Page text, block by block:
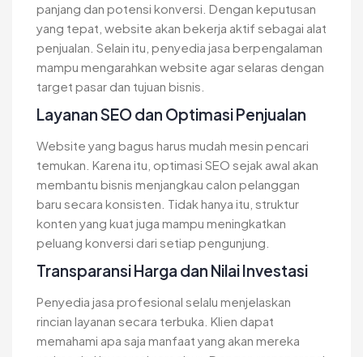
panjang dan potensi konversi. Dengan keputusan
yang tepat, website akan bekerja aktif sebagai alat
penjualan. Selain itu, penyedia jasa berpengalaman
mampu mengarahkan website agar selaras dengan
target pasar dan tujuan bisnis.
Layanan SEO dan Optimasi Penjualan
Website yang bagus harus mudah mesin pencari
temukan. Karena itu, optimasi SEO sejak awal akan
membantu bisnis menjangkau calon pelanggan
baru secara konsisten. Tidak hanya itu, struktur
konten yang kuat juga mampu meningkatkan
peluang konversi dari setiap pengunjung.
Transparansi Harga dan Nilai Investasi
Penyedia jasa profesional selalu menjelaskan
rincian layanan secara terbuka. Klien dapat
memahami apa saja manfaat yang akan mereka